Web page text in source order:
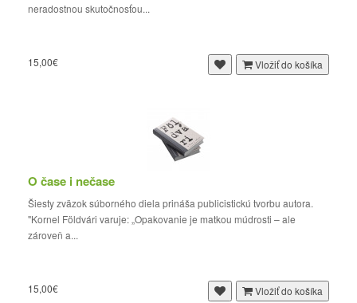
neradostnou skutočnosťou...
15,00€ Vložiť do košíka
O čase i nečase
Šiesty zväzok súborného diela prináša publicistickú tvorbu autora.
"Kornel Földvári varuje: „Opakovanie je matkou múdrosti – ale
zároveň a...
15,00€ Vložiť do košíka